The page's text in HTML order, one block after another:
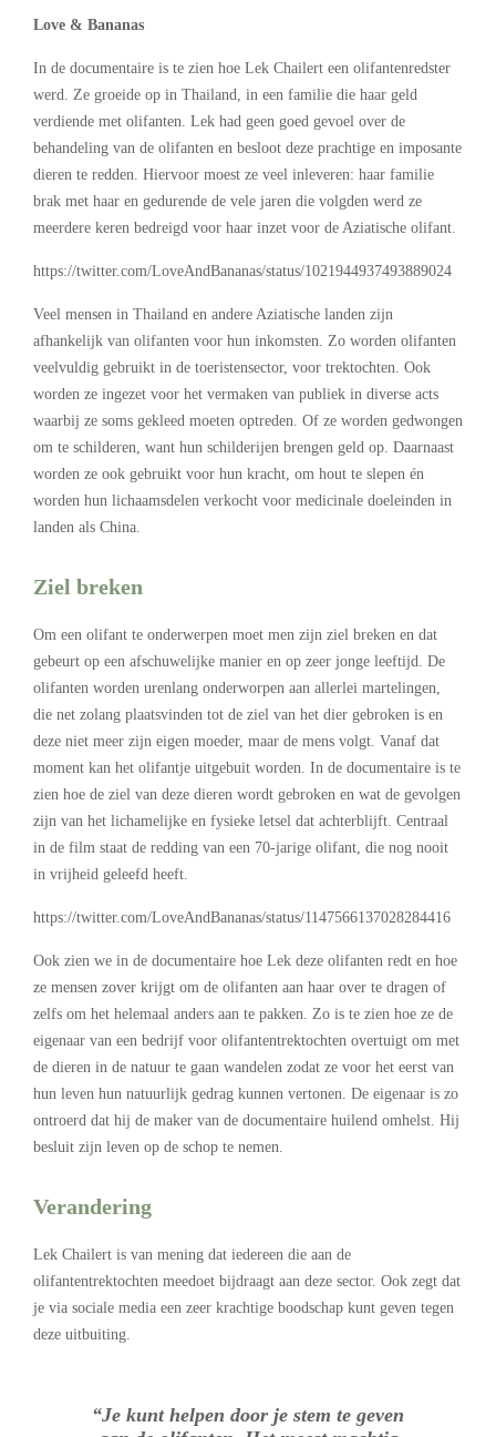
Love & Bananas
In de documentaire is te zien hoe Lek Chailert een olifantenredster
werd. Ze groeide op in Thailand, in een familie die haar geld
verdiende met olifanten. Lek had geen goed gevoel over de
behandeling van de olifanten en besloot deze prachtige en imposante
dieren te redden. Hiervoor moest ze veel inleveren: haar familie
brak met haar en gedurende de vele jaren die volgden werd ze
meerdere keren bedreigd voor haar inzet voor de Aziatische olifant.
https://twitter.com/LoveAndBananas/status/1021944937493889024
Veel mensen in Thailand en andere Aziatische landen zijn
afhankelijk van olifanten voor hun inkomsten. Zo worden olifanten
veelvuldig gebruikt in de toeristensector, voor trektochten. Ook
worden ze ingezet voor het vermaken van publiek in diverse acts
waarbij ze soms gekleed moeten optreden. Of ze worden gedwongen
om te schilderen, want hun schilderijen brengen geld op. Daarnaast
worden ze ook gebruikt voor hun kracht, om hout te slepen én
worden hun lichaamsdelen verkocht voor medicinale doeleinden in
landen als China.
Ziel breken
Om een olifant te onderwerpen moet men zijn ziel breken en dat
gebeurt op een afschuwelijke manier en op zeer jonge leeftijd. De
olifanten worden urenlang onderworpen aan allerlei martelingen,
die net zolang plaatsvinden tot de ziel van het dier gebroken is en
deze niet meer zijn eigen moeder, maar de mens volgt. Vanaf dat
moment kan het olifantje uitgebuit worden. In de documentaire is te
zien hoe de ziel van deze dieren wordt gebroken en wat de gevolgen
zijn van het lichamelijke en fysieke letsel dat achterblijft. Centraal
in de film staat de redding van een 70-jarige olifant, die nog nooit
in vrijheid geleefd heeft.
https://twitter.com/LoveAndBananas/status/1147566137028284416
Ook zien we in de documentaire hoe Lek deze olifanten redt en hoe
ze mensen zover krijgt om de olifanten aan haar over te dragen of
zelfs om het helemaal anders aan te pakken. Zo is te zien hoe ze de
eigenaar van een bedrijf voor olifantentrektochten overtuigt om met
de dieren in de natuur te gaan wandelen zodat ze voor het eerst van
hun leven hun natuurlijk gedrag kunnen vertonen. De eigenaar is zo
ontroerd dat hij de maker van de documentaire huilend omhelst. Hij
besluit zijn leven op de schop te nemen.
Verandering
Lek Chailert is van mening dat iedereen die aan de
olifantentrektochten meedoet bijdraagt aan deze sector. Ook zegt dat
je via sociale media een zeer krachtige boodschap kunt geven tegen
deze uitbuiting.
“Je kunt helpen door je stem te geven